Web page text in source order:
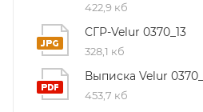
422,9 кб
СГР-Velur 0370_13
328,1 кб
Выписка Velur
453,7 кб